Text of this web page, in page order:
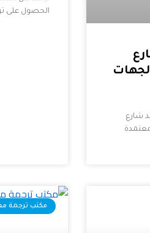
شارع
الحصول على
مكتب ترجمة